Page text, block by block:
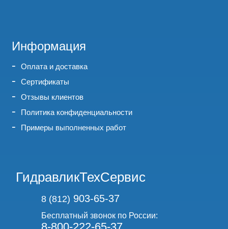
Информация
Оплата и доставка
Сертификаты
Отзывы клиентов
Политика конфиденциальности
Примеры выполненных работ
ГидравликТехСервис
8 (812) 903-65-37
Бесплатный звонок по России: